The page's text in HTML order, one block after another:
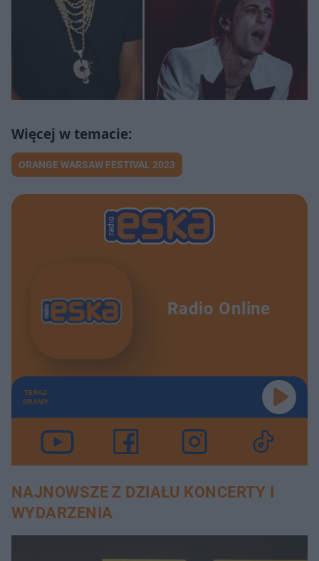
ORANGE WARSAW FESTIVAL 2023
Radio Online
TERAZ
GRAMY
NAJNOWSZE Z DZIAŁU KONCERTY I
WYDARZENIA